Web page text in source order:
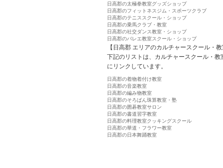
日高郡の太極拳教室グッズショップ
日高郡のフィットネスジム・スポーツクラブ
日高郡のテニススクール・ショップ
日高郡の乗馬クラブ・教室
日高郡の社交ダンス教室・ショップ
日高郡のバレエ教室スクール・ショップ
【日高郡 エリアのカルチャースクール・
下記のリストは、カルチャースクール・
にリンクしています。
日高郡の着物着付け教室
日高郡の音楽教室
日高郡の編み物教室
日高郡のそろばん珠算教室・塾
日高郡の囲碁教室サロン
日高郡の書道習字教室
日高郡の料理教室クッキングスクール
日高郡の華道・フラワー教室
日高郡の日本舞踊教室